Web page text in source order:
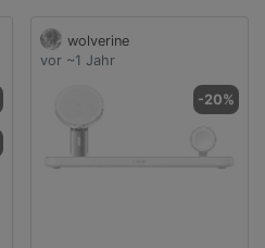
wolverine
vor ~1 Jahr
-20%